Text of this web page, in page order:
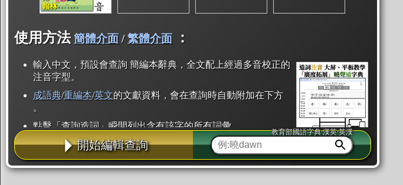
使用方法 簡體介面/繁體介面 ：
輸入中文，預設會查詢 簡編本辭典，全文配上經過多音校正的
注音字型。
成語典/重編本/英文的文獻資料，會在查詢時自動附加在下方
。
點擊「查詢造詞」瞬間列出含有該字的所有詞彙。
點「部首」瞬間列出所有「同部首字」。也支援查詢「同注音」或「同筆畫」。
辭典解釋的全文都經過自動斷詞，點擊便可瞬間「連續查詢」此字詞的解釋，不
用手動重複輸入。
開始編輯查詢
教育部國語字典·漢英·英漢